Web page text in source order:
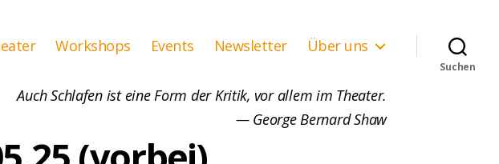
Workshops Events Newsletter Über uns
Suchen
Auch Schlafen ist eine Form der Kritik, vor allem im Theater.
— George Bernard Shaw